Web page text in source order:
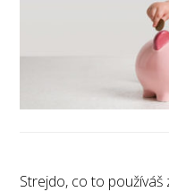
Strejdo, co to